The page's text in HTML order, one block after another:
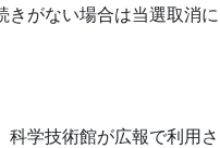
きがない場合は当選取消に
学技術館が広報で利用さ